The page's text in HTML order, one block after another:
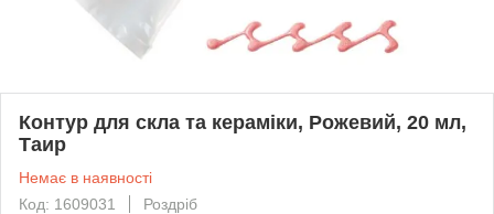
Контур для скла та кераміки, Рожевий, 20 мл,
Таир
Немає в наявності
Код: 1609031
Роздріб